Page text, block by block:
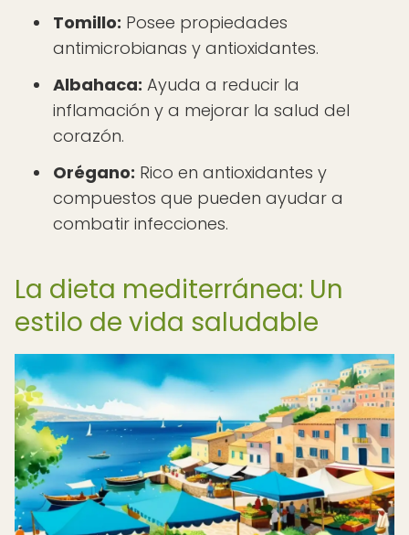
Tomillo: Posee propiedades
antimicrobianas y antioxidantes.
Albahaca: Ayuda a reducir la
inflamación y a mejorar la salud del
corazón.
Orégano: Rico en antioxidantes y
compuestos que pueden ayudar a
combatir infecciones.
La dieta mediterránea: Un
estilo de vida saludable